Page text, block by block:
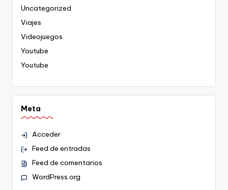
Uncategorized
Viajes
Videojuegos
Youtube
Youtube
Meta
Acceder
Feed de entradas
Feed de comentarios
WordPress.org